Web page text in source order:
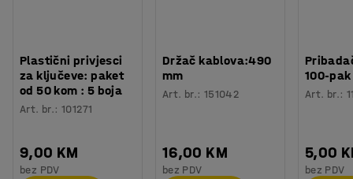
Plastični privjesci
za ključeve: paket
od 50 kom : 5 boja
Art. br.:101271
9,00 KM
bez PDV
Držač kablova:490
mm
Art. br.: 151042
16,00 KM
bez PDV
100-pak
Art. br.:
5,00
bez PDV